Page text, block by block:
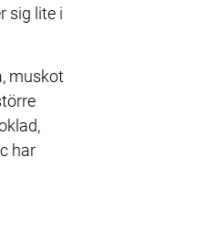
sig lite i
muskot
har